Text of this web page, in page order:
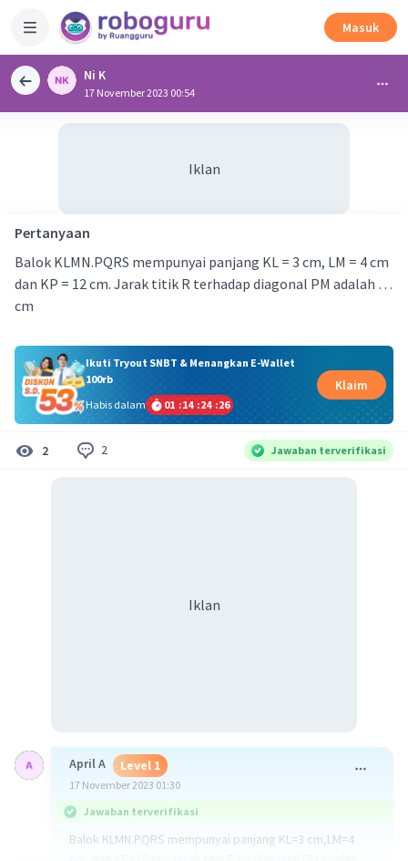
Masuk
Ni K
17 November 2023 00:54
Iklan
Pertanyaan
Balok KLMN.PQRS mempunyai panjang KL = 3 cm, LM = 4 cm
dan KP = 12 cm. Jarak titik R terhadap diagonal PM adalah …
cm
Ikuti Tryout SNBT & Menangkan E-Wallet
100rb
Habis dalam
01 :14 :24 :26
Klaim
2 2 Jawaban terverifikasi
Iklan
April A Level 1
17 November 2023 01:30
Jawaban terverifikasi
Balok KLMN.PQRS mempunyai panjang KL=3 cm,LM=4